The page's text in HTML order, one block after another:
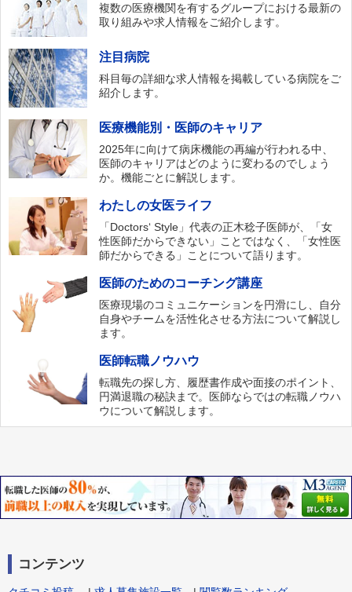
複数の医療機関を有するグループにおける最新の
取り組みや求人情報をご紹介します。
注目病院
科目毎の詳細な求人情報を掲載している病院をご
紹介します。
医療機能別・医師のキャリア
2025年に向けて病床機能の再編が行われる中、
医師のキャリアはどのように変わるのでしょう
か。機能ごとに解説します。
わたしの女医ライフ
「Doctors‘ Style」代表の正木稔子医師が、「女
性医師だからできない」ことではなく、「女性医
師だからできる」ことについて語ります。
医師のためのコーチング講座
医療現場のコミュニケーションを円滑にし、自分
自身やチームを活性化させる方法について解説し
ます。
医師転職ノウハウ
転職先の探し方、履歴書作成や面接のポイント、
円満退職の秘訣まで。医師ならではの転職ノウハ
ウについて解説します。
コンテンツ